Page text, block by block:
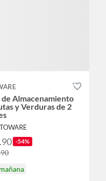
de Almacenamiento
y Verduras de 2
-54%